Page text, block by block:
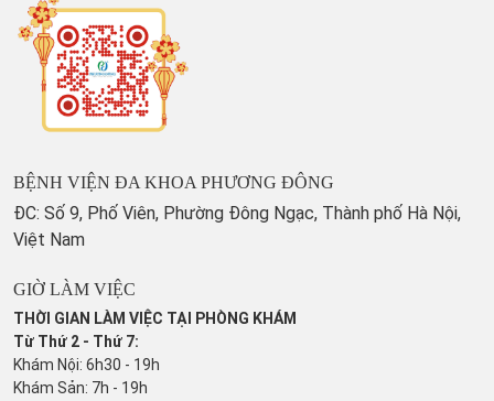
BỆNH VIỆN ĐA KHOA PHƯƠNG ĐÔNG
ĐC: Số 9, Phố Viên, Phường Đông Ngạc, Thành phố Hà Nội,
Việt Nam
GIỜ LÀM VIỆC
THỜI GIAN LÀM VIỆC TẠI PHÒNG KHÁM
Từ Thứ 2 - Thứ 7:
Khám Nội: 6h30 - 19h
Khám Sản: 7h - 19h